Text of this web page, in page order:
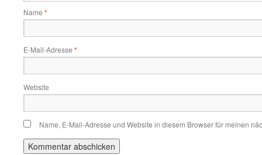
Name *
E-Mail-Adresse *
Website
Name, E-Mail-Adresse und Website in diesem Browser für meinen